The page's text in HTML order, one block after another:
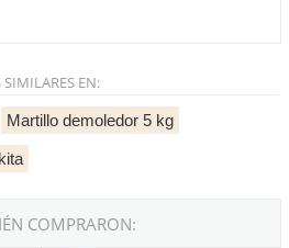
SIMILARES EN:
Martillo demoledor 5 kg
COMPRARON: